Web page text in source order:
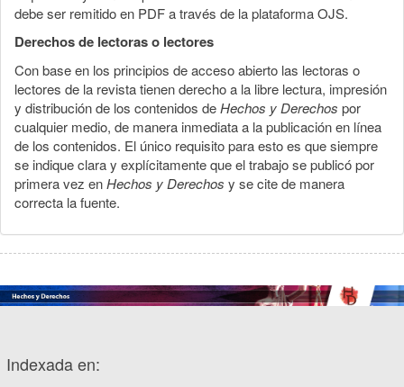
debe ser remitido en PDF a través de la plataforma OJS.
Derechos de lectoras o lectores
Con base en los principios de acceso abierto las lectoras o
lectores de la revista tienen derecho a la libre lectura, impresión
y distribución de los contenidos deHechos y Derechos por
cualquier medio, de manera inmediata a la publicación en línea
de los contenidos. El único requisito para esto es que siempre
se indique clara y explícitamente que el trabajo se publicó por
primera vez enHechos y Derechos y se cite de manera
correcta la fuente.
Indexada en: